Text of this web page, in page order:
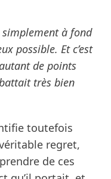
à fond
possible. Et c’est
de points
très bien
toutefois
regret,
de ces